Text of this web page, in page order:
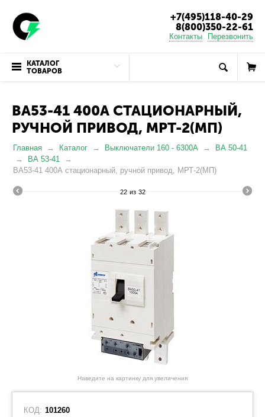
+7(495)118-40-29
8(800)350-22-61
Контакты Перезвонить
КАТАЛОГ
ТОВАРОВ
ВА53-41 400А СТАЦИОНАРНЫЙ,
РУЧНОЙ ПРИВОД, МРТ-2(МП)
Главная Каталог Выключатели 160 - 6300А
ВА 50-41
ВА 53-41
ВА53-41 400А стационарный, ручной привод, МРТ-2(МП)
22 из 32
Наведите на картинку для увеличения
КОД: 101260